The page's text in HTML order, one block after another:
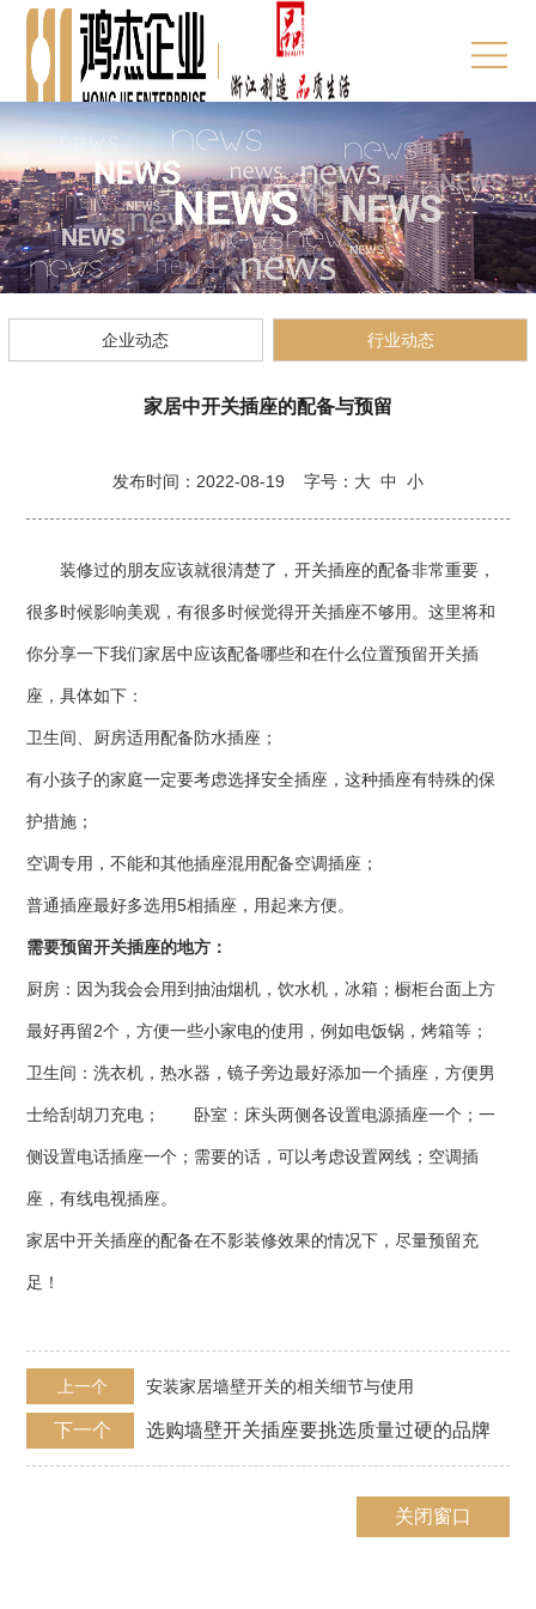
企业动态 行业动态
家居中开关插座的配备与预留
发布时间：2022-08-19 字号： 大 中 小
装修过的朋友应该就很清楚了，开关插座的配备非常重要，
很多时候影响美观，有很多时候觉得开关插座不够用。这里将和
你分享一下我们家居中应该配备哪些和在什么位置预留开关插
座，具体如下：
卫生间、厨房适用配备防水插座；
有小孩子的家庭一定要考虑选择安全插座，这种插座有特殊的保
护措施；
空调专用，不能和其他插座混用配备空调插座；
普通插座最好多选用5相插座，用起来方便。
需要预留开关插座的地方：
厨房：因为我会会用到抽油烟机，饮水机，冰箱；橱柜台面上方
最好再留2个，方便一些小家电的使用，例如电饭锅，烤箱等；
卫生间：洗衣机，热水器，镜子旁边最好添加一个插座，方便男
士给刮胡刀充电； 卧室：床头两侧各设置电源插座一个；一
侧设置电话插座一个；需要的话，可以考虑设置网线；空调插
座，有线电视插座。
家居中开关插座的配备在不影装修效果的情况下，尽量预留充
足！
上一个 安装家居墙壁开关的相关细节与使用
下一个 选购墙壁开关插座要挑选质量过硬的品牌
关闭窗口